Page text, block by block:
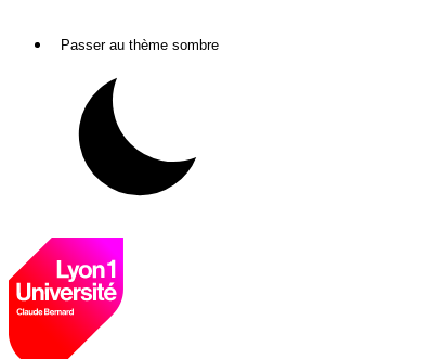
Passer au thème sombre